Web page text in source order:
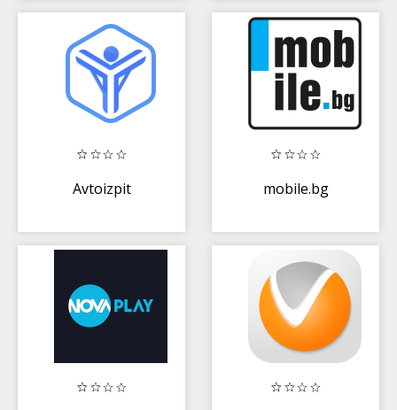
Avtoizpit mobile.bg